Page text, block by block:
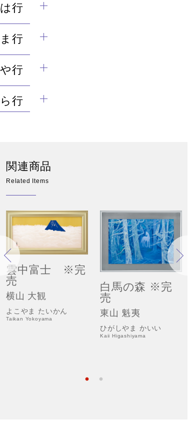
は行
ま行
や行
ら行
関連商品
Related Items
雲中富士 ※完
売
横山 大観
よこやま たいかん
Taikan Yokoyama
白馬の森 ※完
売
東山 魁夷
ひがしやま かいい
Kaii Higashiyama